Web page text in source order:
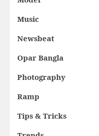
Music
Newsbeat
Opar Bangla
Photography
Ramp
Tips & Tricks